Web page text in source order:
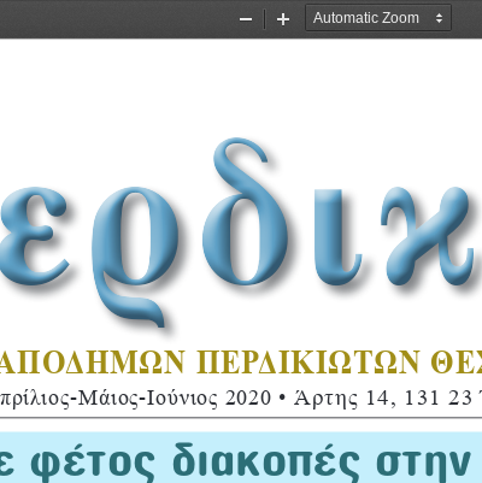
Zoom
Zoom
Μάιος-Ιούνιος 2020 • Άρτης 14, 131 23
ΠΕΡΔΙΚΙΩΤΩΝ
φέτος διακοπές